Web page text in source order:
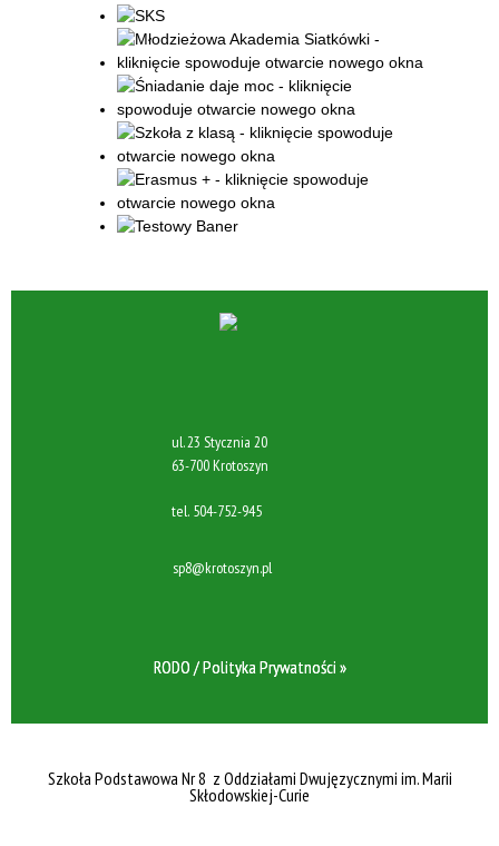
ul. 23 Stycznia 20
63-700 Krotoszyn
tel. 504-752-945
sp8@krotoszyn.pl
RODO / Polityka Prywatności »
Szkoła Podstawowa Nr 8 z Oddziałami Dwujęzycznymi im. Marii
Skłodowskiej-Curie